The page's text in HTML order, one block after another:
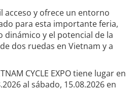
acceso y ofrece un entorno
para esta importante feria,
dinámico y el potencial de la
dos ruedas en Vietnam y a
CYCLE EXPO tiene lugar en
al sábado, 15.08.2026 en